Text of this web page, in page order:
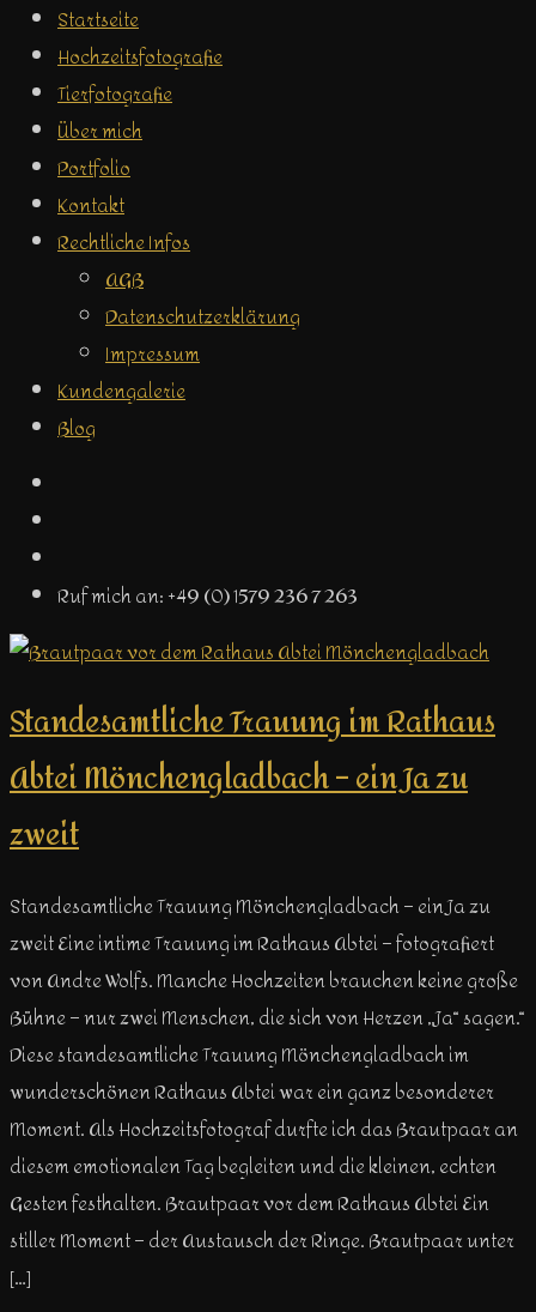
Startseite
Hochzeitsfotografie
Tierfotografie
Über mich
Portfolio
Kontakt
Rechtliche Infos
AGB
Datenschutzerklärung
Impressum
Kundengalerie
Blog
Ruf mich an: +49 (0) 1579 236 7 263
Standesamtliche Trauung im Rathaus
Abtei Mönchengladbach – ein Ja zu
zweit
Standesamtliche Trauung Mönchengladbach – ein Ja zu
zweit Eine intime Trauung im Rathaus Abtei – fotografiert
von Andre Wolfs. Manche Hochzeiten brauchen keine große
Bühne – nur zwei Menschen, die sich von Herzen „Ja“ sagen.“
Diese standesamtliche Trauung Mönchengladbach im
wunderschönen Rathaus Abtei war ein ganz besonderer
Moment. Als Hochzeitsfotograf durfte ich das Brautpaar an
diesem emotionalen Tag begleiten und die kleinen, echten
Gesten festhalten. Brautpaar vor dem Rathaus Abtei Ein
stiller Moment – der Austausch der Ringe. Brautpaar unter
[…]